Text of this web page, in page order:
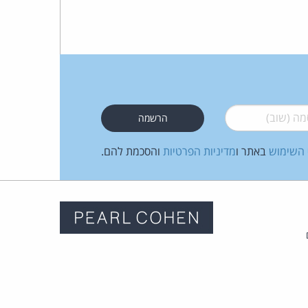
(שוב)*
השימוש באתר ומדיניות הפרטיות והסכמת להם.